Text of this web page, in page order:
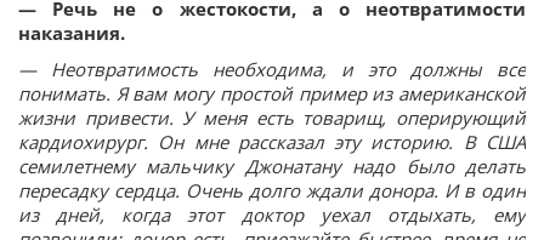
— Речь не о жестокости, а о неотвратимости
наказания.
— Неотвратимость необходима, и это должны все
понимать. Я вам могу простой пример из американской
жизни привести. У меня есть товарищ, оперирующий
кардиохирург. Он мне рассказал эту историю. В США
семилетнему мальчику Джонатану надо было делать
пересадку сердца. Очень долго ждали донора. И в один
из дней, когда этот доктор уехал отдыхать, ему